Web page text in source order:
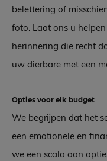
belettering of
foto. Laat ons u
herinnering die recht
uw dierbare met een
Opties voor elk budget
We begrijpen dat het
een emotionele en
we een scala aan